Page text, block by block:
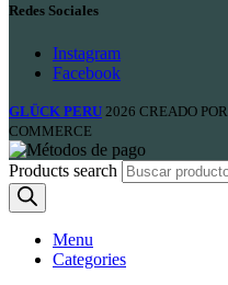
Redes Sociales
Instagram
Facebook
GLÜCK PERU 2026 CREADO POR
COMMERCE
Products search
Menu
Categories